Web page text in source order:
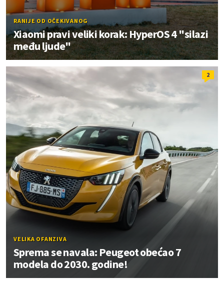
RANIJE OD OČEKIVANOG
Xiaomi pravi veliki korak: HyperOS 4 "silazi
među ljude"
2
VELIKA OFANZIVA
Sprema se navala: Peugeot obećao 7
modela do 2030. godine!